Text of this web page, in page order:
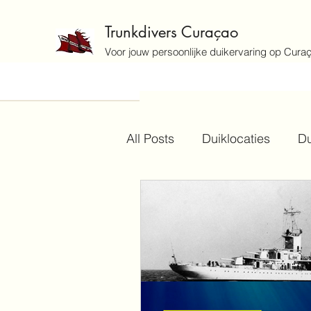
Trunkdivers Curaçao
Voor jouw persoonlijke duikervaring op
All Posts Duiklocaties
Duikevenementen en